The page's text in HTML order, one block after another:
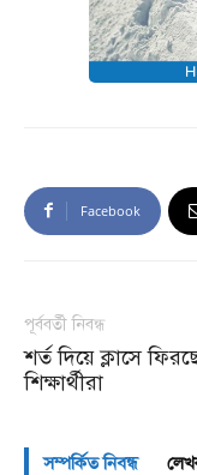
Facebook
পূর্ববর্তী নিবন্ধ
শর্ত দিয়ে ক্লাসে
শিক্ষার্থীরা
সম্পর্কিত নিবন্ধ